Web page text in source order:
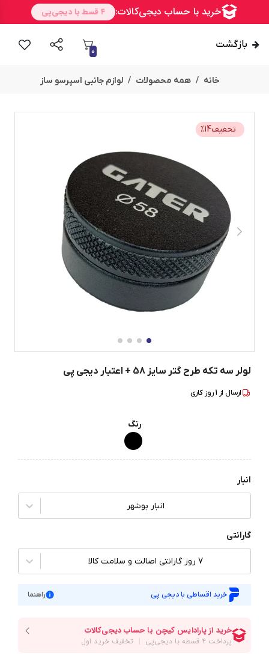
بازگشت
0
خانه همه محصولات لوازم جانبی اسپرسو ساز
تخفیف %14
لولر سه تکه طرح گتر سایز 58 + اعتبار دیجی پی
ارسال از 1روز کاری
رنگ
انبار
انبار بوشهر
گارانتی
7 روز گارانتی اصالت و سلامت کالا
خرید اقساطی با دیجی پی راهنما